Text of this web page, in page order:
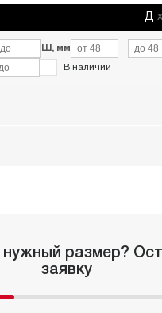
Д х
Ш, мм —
В наличии
размер?
заявку